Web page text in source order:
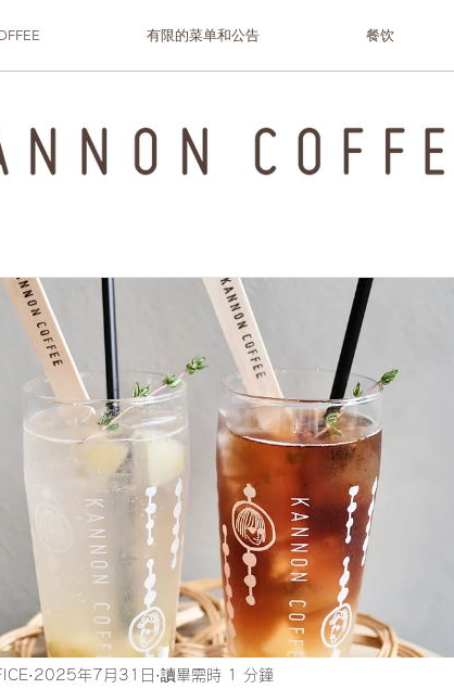
有限的菜单和公告 餐饮
2025年7月31日 讀畢需時 1 分鐘